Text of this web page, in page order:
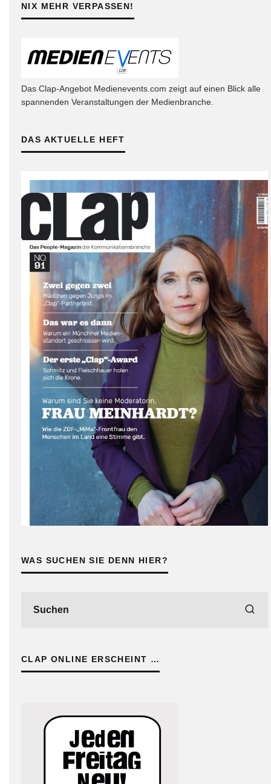
NIX MEHR VERPASSEN!
Das Clap-Angebot Medienevents.com zeigt auf einen Blick alle
spannenden Veranstaltungen der Medienbranche.
DAS AKTUELLE HEFT
WAS SUCHEN SIE DENN HIER?
CLAP ONLINE ERSCHEINT …